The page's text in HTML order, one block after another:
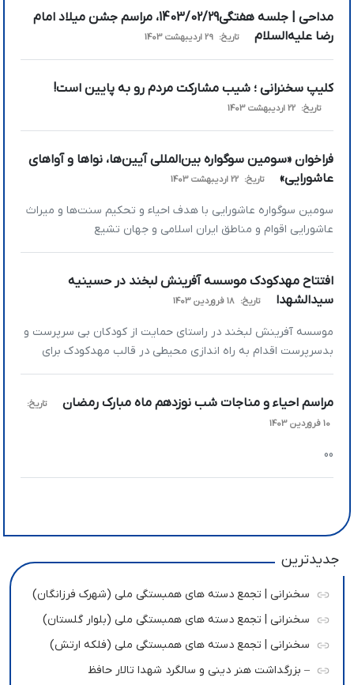
مداحی | جلسه هفتگی1403/02/29، مراسم جشن میلاد امام
رضا علیه‌السلام
تاریخ: 29 اردیبهشت 1403
کلیپ سخنرانی ؛ شیب مشارکت مردم رو به پایین است!
تاریخ: 22 اردیبهشت 1403
فراخوان «سومین سوگواره بین‌المللی آیین‌ها، نواها و آواهای
عاشورایی»
تاریخ: 22 اردیبهشت 1403
سومین سوگواره عاشورایی با هدف احیاء و تحکیم سنت‌ها ‌و میراث
عاشورایی اقوام و مناطق ایران اسلامی و جهان تشیع
در سه بخش آیین، آوا، نواها برگزار میگردد .
افتتاح مهدکودک موسسه آفرینش لبخند در حسینیه
سیدالشهدا
تاریخ: 18 فروردین 1403
موسسه آفرینش لبخند در راستای حمایت از کودکان بی سرپرست و
بدسرپرست اقدام به راه اندازی محیطی در قالب مهدکودک برای
کودکان 4 تا 6 سال کرده است. که روزانه 30 نفر از کودکان خدماتی
دریافت می نمایند. که به […]
مراسم احیاء و مناجات شب نوزدهم ماه مبارک رمضان
تاریخ:
10 فروردین 1403
00
جدیدترین
سخنرانی | تجمع دسته های همبستگی ملی (شهرک فرزانگان)
سخنرانی | تجمع دسته های همبستگی ملی (بلوار گلستان)
سخنرانی | تجمع دسته های همبستگی ملی (فلکه ارتش)
– بزرگداشت هنر دینی و سالگرد شهدا تالار حافظ